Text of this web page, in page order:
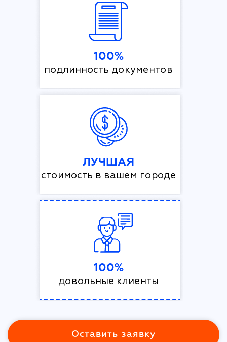
100%
подлинность документов
ЛУЧШАЯ
стоимость в вашем городе
100%
довольные клиенты
Оставить заявку